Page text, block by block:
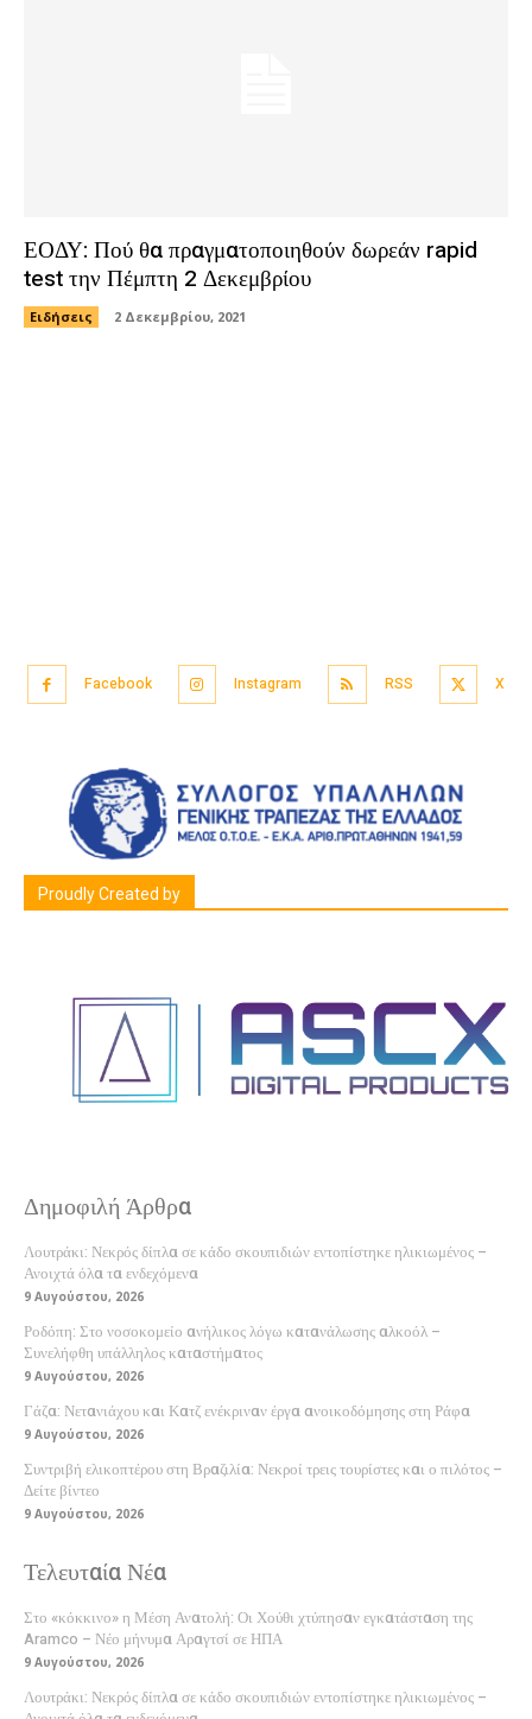
ΕΟΔΥ: Πού θα πραγματοποιηθούν δωρεάν rapid
test την Πέμπτη 2 Δεκεμβρίου
Ειδήσεις 2 Δεκεμβρίου, 2021
Facebook Instagram RSS X
Proudly Created by
Δημοφιλή Άρθρα
Λουτράκι: Νεκρός δίπλα σε κάδο σκουπιδιών εντοπίστηκε ηλικιωμένος –
Ανοιχτά όλα τα ενδεχόμενα
9 Αυγούστου, 2026
Ροδόπη: Στο νοσοκομείο ανήλικος λόγω κατανάλωσης αλκοόλ –
Συνελήφθη υπάλληλος καταστήματος
9 Αυγούστου, 2026
Γάζα: Νετανιάχου και Κατζ ενέκριναν έργα ανοικοδόμησης στη Ράφα
9 Αυγούστου, 2026
Συντριβή ελικοπτέρου στη Βραζιλία: Νεκροί τρεις τουρίστες και ο πιλότος –
Δείτε βίντεο
9 Αυγούστου, 2026
Τελευταία Νέα
Στο «κόκκινο» η Μέση Ανατολή: Οι Χούθι χτύπησαν εγκατάσταση της
Aramco – Νέο μήνυμα Αραγτσί σε ΗΠΑ
9 Αυγούστου, 2026
Λουτράκι: Νεκρός δίπλα σε κάδο σκουπιδιών εντοπίστηκε ηλικιωμένος –